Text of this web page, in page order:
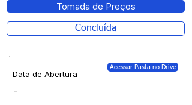
Tomada de Preços
Concluída
Data de Abertura
Acessar Pasta no Drive
-